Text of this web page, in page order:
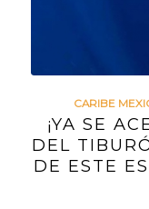
CARIBE
¡YA SE
DEL
DE ESTE